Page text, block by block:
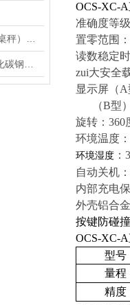
OCS-XC-A
准确度等
置零范围：
读数稳定
zui大安全
显示屏 （A
（B型）
旋转： 360
环境温度：
环境湿度 ：
自动关机
内部充电
外壳铝合
按键防碰
OCS-XC-A
型号
量程
精度